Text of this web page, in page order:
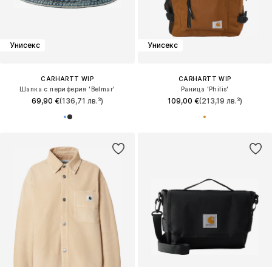
Унисекс
CARHARTT WIP
Шапка с периферия 'Belmar'
69,90 €(136,71 лв.³)
Унисекс
CARHARTT WIP
Раница 'Philis'
109,00 €(213,19 лв.³)